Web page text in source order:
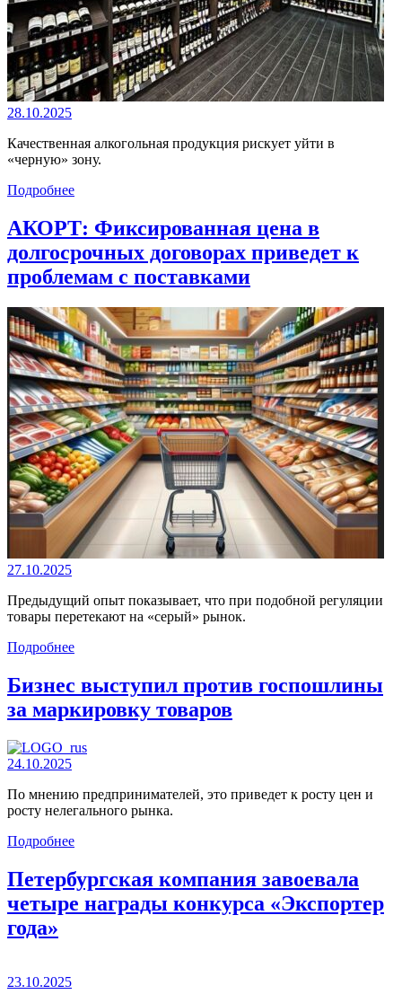
28.10.2025
Качественная алкогольная продукция рискует уйти в
«черную» зону.
Подробнее
АКОРТ: Фиксированная цена в
долгосрочных договорах приведет к
проблемам с поставками
27.10.2025
Предыдущий опыт показывает, что при подобной регуляции
товары перетекают на «серый» рынок.
Подробнее
Бизнес выступил против госпошлины
за маркировку товаров
24.10.2025
По мнению предпринимателей, это приведет к росту цен и
росту нелегального рынка.
Подробнее
Петербургская компания завоевала
четыре награды конкурса «Экспортер
года»
23.10.2025